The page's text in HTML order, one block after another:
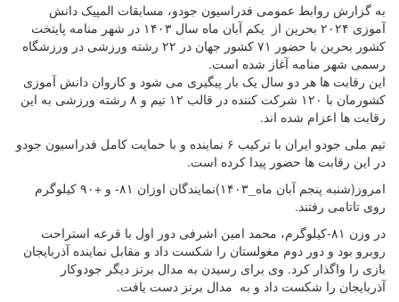
به گزارش روابط عمومی فدراسیون جودو، مسابقات المپیک دانش
آموزی ۲۰۲۴ بحرین از یکم آبان ماه سال ۱۴۰۳ در شهر منامه پایتخت
کشور بحرین با حضور ۷۱ کشور جهان در ۲۲ رشته ورزشی در ورزشگاه
رسمی شهر منامه آغاز شده است.
این رقابت ها هر دو سال یک بار پیگیری می شود و کاروان دانش آموزی
کشورمان با ۱۲۰ شرکت کننده در قالب ۱۲ تیم و ۸ رشته ورزشی به این
رقابت ها اعزام شده اند.
تیم ملی جودو ایران با ترکیب ۶ نماینده و با حمایت کامل فدراسیون جودو
در این رقابت ها حضور پیدا کرده است.
امروز(شنبه پنجم آبان ماه_۱۴۰۳)نمایندگان اوزان ۸۱- و +۹۰ کیلوگرم
روی تاتامی رفتند.
در وزن ۸۱-کیلوگرم، محمد امین اشرفی دور اول با قرعه استراحت
روبرو بود و دور دوم مغولستان را شکست داد و مقابل نماینده آذربایجان
بازی را واگذار کرد. وی برای رسیدن به مدال برنز دیگر جودوکار
آذربایجان را شکست داد و به مدال برنز دست یافت.